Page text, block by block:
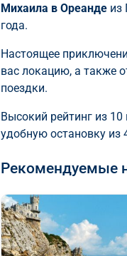
Михаила в Ореанде из
года.
Настоящее
вас локацию, а также
поездки.
Высокий рейтинг из
удобную остановку из
Рекомендуемые